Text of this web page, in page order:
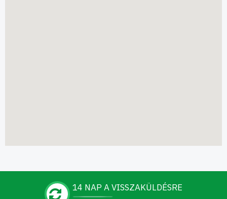
14 NAP A VISSZAKÜLDÉSRE